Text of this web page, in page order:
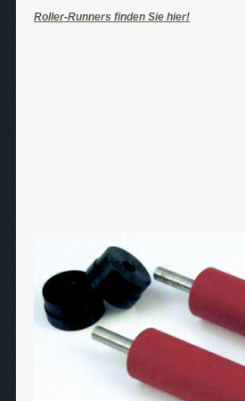
Roller-Runners finden Sie hier!